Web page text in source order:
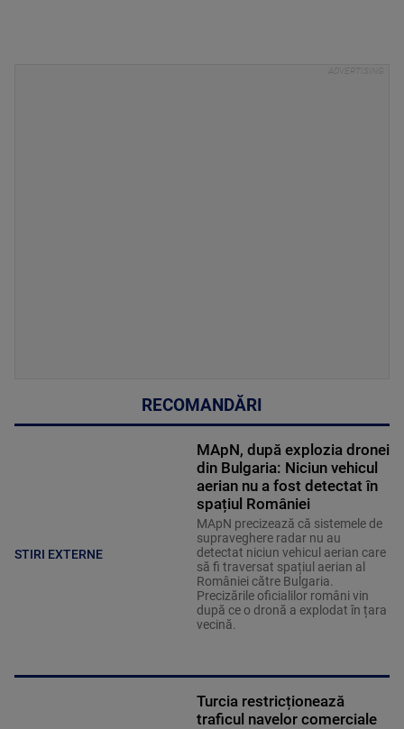
RECOMANDĂRI
STIRI EXTERNE
MApN, după explozia dronei
din Bulgaria: Niciun vehicul
aerian nu a fost detectat în
spațiul României
MApN precizează că sistemele de
supraveghere radar nu au
detectat niciun vehicul aerian care
să fi traversat spațiul aerian al
României către Bulgaria.
Precizările oficialilor români vin
după ce o dronă a explodat în țara
vecină.
Turcia restricționează
traficul navelor comerciale